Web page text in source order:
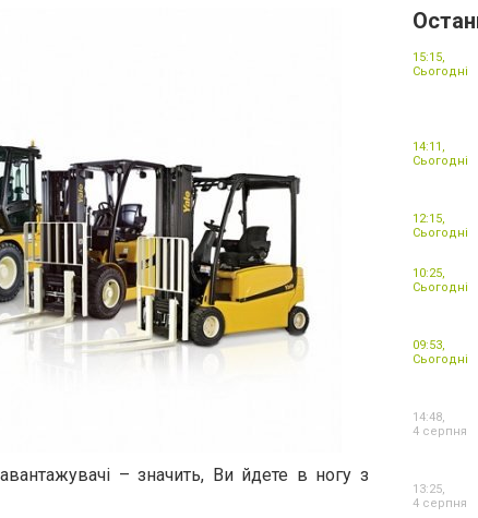
– значить, Ви йдете в ногу з
15:15,
Сьогодні
14:11,
Сьогодні
12:15,
Сьогодні
10:25,
Сьогодні
09:53,
Сьогодні
14:48,
4 серпня
13:25,
4 серпня